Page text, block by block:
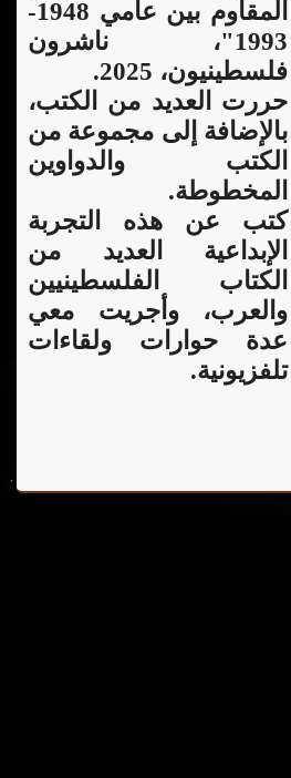
المقاوم بين عامي 1948-
1993"، ناشرون
فلسطينيون، 2025.
حررت العديد من الكتب،
بالإضافة إلى مجموعة من
الكتب والدواوين
المخطوطة.
كتب عن هذه التجربة
الإبداعية العديد من
الكتاب الفلسطينيين
والعرب، وأجريت معي
عدة حوارات ولقاءات
تلفزيونية.